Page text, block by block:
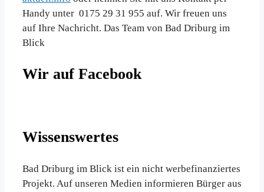
Handy unter 0175 29 31 955 auf. Wir freuen uns
auf Ihre Nachricht. Das Team von Bad Driburg im
Blick
Wir auf Facebook
Wissenswertes
Bad Driburg im Blick ist ein nicht werbefinanziertes
Projekt. Auf unseren Medien informieren Bürger aus